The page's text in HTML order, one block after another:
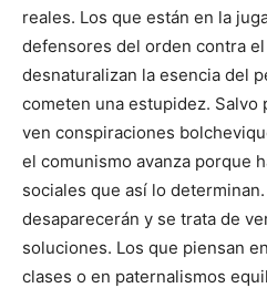
reales. Los que están en la
defensores del orden contra
desnaturalizan la esencia del
cometen una estupidez. Salvo
ven conspiraciones
el comunismo avanza porque
sociales que así lo
desaparecerán y se trata de
soluciones. Los que piensan
clases o en paternalismos